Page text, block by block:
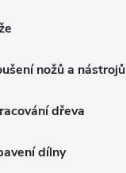
nožů a nástrojů
dřeva
dílny